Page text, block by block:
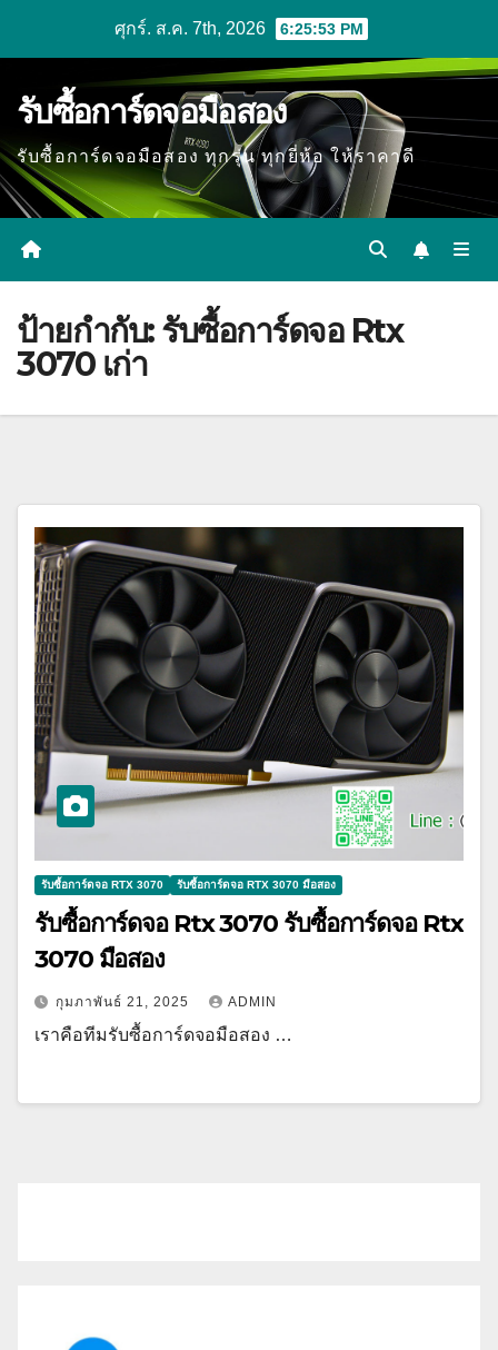
ศุกร์. ส.ค. 7th, 2026 6:25:54 PM
รับซื้อการ์ดจอมือสอง
รับซื้อการ์ดจอมือสอง ทุกรุ่น ทุกยี่ห้อ ให้ราคาดี
ป้ายกำกับ:รับซื้อการ์ดจอ Rtx
3070 เก่า
รับซื้อการ์ดจอ RTX 3070 รับซื้อการ์ดจอ RTX 3070 มือสอง
รับซื้อการ์ดจอ Rtx 3070 รับซื้อการ์ดจอ Rtx
3070 มือสอง
กุมภาพันธ์ 21, 2025 ADMIN
เราคือทีมรับซื้อการ์ดจอมือสอง …